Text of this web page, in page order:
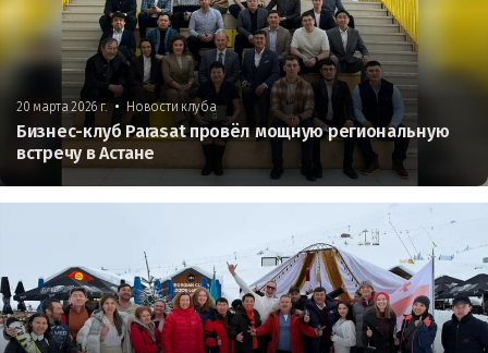
20 марта 2026 г. • Новости клуба
Бизнес-клуб Parasat провёл мощную региональную
встречу в Астане